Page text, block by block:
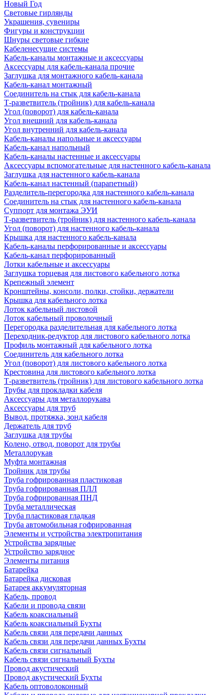
Новый Год
Световые гирлянды
Украшения, сувениры
Фигуры и конструкции
Шнуры световые гибкие
Кабеленесущие системы
Кабель-каналы монтажные и аксессуары
Аксессуары для кабель-канала прочие
Заглушка для монтажного кабель-канала
Кабель-канал монтажный
Соединитель на стык для кабель-канала
Т-разветвитель (тройник) для кабель-канала
Угол (поворот) для кабель-канала
Угол внешний для кабель-канала
Угол внутренний для кабель-канала
Кабель-каналы напольные и аксессуары
Кабель-канал напольный
Кабель-каналы настенные и аксессуары
Аксессуары вспомогательные для настенного кабель-канала
Заглушка для настенного кабель-канала
Кабель-канал настенный (парапетный)
Разделитель-перегородка для настенного кабель-канала
Соединитель на стык для настенного кабель-канала
Суппорт для монтажа ЭУИ
Т-разветвитель (тройник) для настенного кабель-канала
Угол (поворот) для настенного кабель-канала
Крышка для настенного кабель-канала
Кабель-каналы перфорированные и аксессуары
Кабель-канал перфорированный
Лотки кабельные и аксессуары
Заглушка торцевая для листового кабельного лотка
Крепежный элемент
Кронштейны, консоли, полки, стойки, держатели
Крышка для кабельного лотка
Лоток кабельный листовой
Лоток кабельный проволочный
Перегородка разделительная для кабельного лотка
Переходник-редуктор для листового кабельного лотка
Профиль монтажный для кабельного лотка
Соединитель для кабельного лотка
Угол (поворот) для листового кабельного лотка
Крестовина для листового кабельного лотка
Т-разветвитель (тройник) для листового кабельного лотка
Трубы для прокладки кабеля
Аксессуары для металлорукава
Аксессуары для труб
Вывод, протяжка, зонд кабеля
Держатель для труб
Заглушка для трубы
Колено, отвод, поворот для трубы
Металлорукав
Муфта монтажная
Тройник для трубы
Труба гофрированная пластиковая
Труба гофрированная ПЛЛ
Труба гофрированная ПНД
Труба металлическая
Труба пластиковая гладкая
Труба автомобильная гофрированная
Элементы и устройства электропитания
Устройства зарядные
Устройство зарядное
Элементы питания
Батарейка
Батарейка дисковая
Батарея аккумуляторная
Кабель, провод
Кабели и провода связи
Кабель коаксиальный
Кабель коаксиальный Бухты
Кабель связи для передачи данных
Кабель связи для передачи данных Бухты
Кабель связи сигнальный
Кабель связи сигнальный Бухты
Провод акустический
Провод акустический Бухты
Кабель оптоволоконный